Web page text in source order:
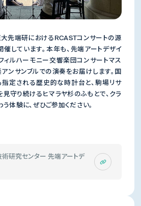
大先端研におけるRCASTコンサートの源
しています。本年も、先端アートデザイ
ィルハーモニー交響楽団コンサートマス
ンサンブルでの演奏をお届けします。国
定される歴史的な時計台と、駒場リサ
守り続けるヒマラヤ杉のふもとで、クラ
体験に、ぜひご参加ください。
研究センター 先端アートデ